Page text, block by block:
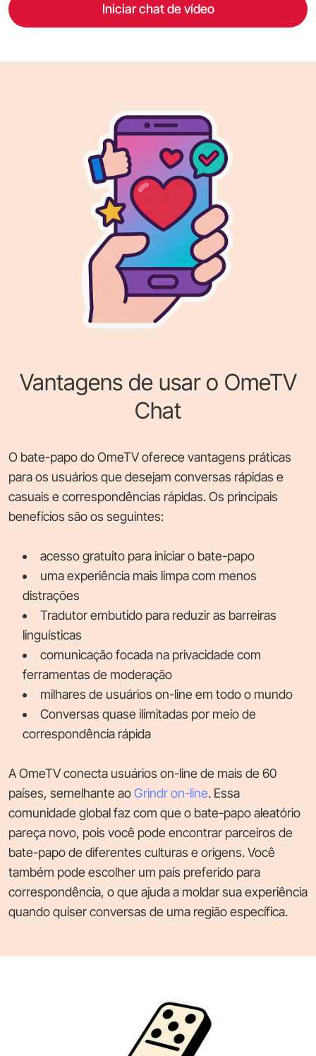
Iniciar chat de vídeo
Vantagens de usar o OmeTV
Chat
O bate-papo do OmeTV oferece vantagens práticas
para os usuários que desejam conversas rápidas e
casuais e correspondências rápidas. Os principais
benefícios são os seguintes:
acesso gratuito para iniciar o bate-papo
uma experiência mais limpa com menos
distrações
Tradutor embutido para reduzir as barreiras
linguísticas
comunicação focada na privacidade com
ferramentas de moderação
milhares de usuários on-line em todo o mundo
Conversas quase ilimitadas por meio de
correspondência rápida
A OmeTV conecta usuários on-line de mais de 60
países, semelhante aoGrindr on-line. Essa
comunidade global faz com que o bate-papo aleatório
pareça novo, pois você pode encontrar parceiros de
bate-papo de diferentes culturas e origens. Você
também pode escolher um país preferido para
correspondência, o que ajuda a moldar sua experiência
quando quiser conversas de uma região específica.